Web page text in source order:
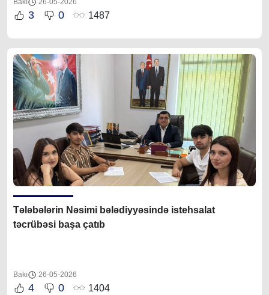
Bakı 26-05-2026
3 0 1487
Tələbələrin Nəsimi bələdiyyəsində istehsalat
təcrübəsi başa çatıb
Bakı 26-05-2026
4 0 1404